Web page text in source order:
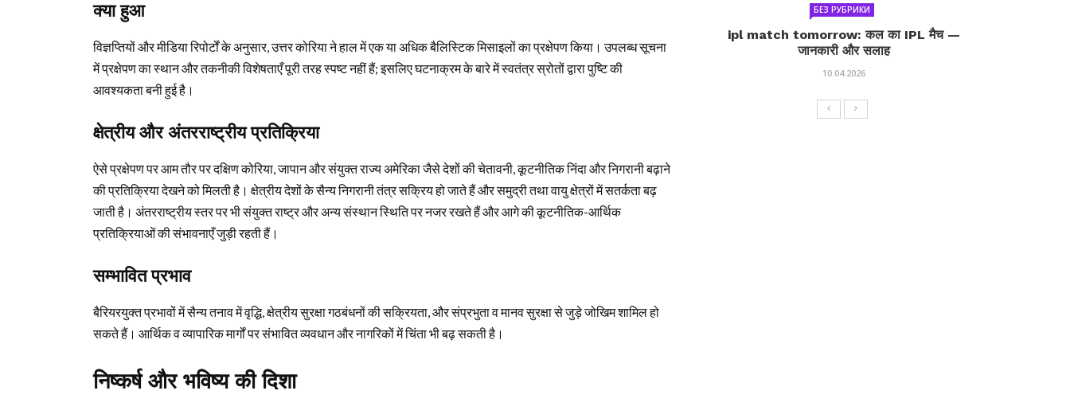
क्या हुआ
विज्ञप्तियों और मीडिया रिपोर्टों के अनुसार, उत्तर कोरिया ने हाल में एक या अधिक बैलिस्टिक मिसाइलों का प्रक्षेपण किया। उपलब्ध सूचना
में प्रक्षेपण का स्थान और तकनीकी विशेषताएँ पूरी तरह स्पष्ट नहीं हैं; इसलिए घटनाक्रम के बारे में स्वतंत्र स्रोतों द्वारा पुष्टि की
आवश्यकता बनी हुई है।
क्षेत्रीय और अंतरराष्ट्रीय प्रतिक्रिया
ऐसे प्रक्षेपण पर आम तौर पर दक्षिण कोरिया, जापान और संयुक्त राज्य अमेरिका जैसे देशों की चेतावनी, कूटनीतिक निंदा और निगरानी बढ़ाने
की प्रतिक्रिया देखने को मिलती है। क्षेत्रीय देशों के सैन्य निगरानी तंत्र सक्रिय हो जाते हैं और समुद्री तथा वायु क्षेत्रों में सतर्कता बढ़
जाती है। अंतरराष्ट्रीय स्तर पर भी संयुक्त राष्ट्र और अन्य संस्थान स्थिति पर नजर रखते हैं और आगे की कूटनीतिक-आर्थिक
प्रतिक्रियाओं की संभावनाएँ जुड़ी रहती हैं।
सम्भावित प्रभाव
बैरियरयुक्त प्रभावों में सैन्य तनाव में वृद्धि, क्षेत्रीय सुरक्षा गठबंधनों की सक्रियता, और संप्रभुता व मानव सुरक्षा से जुड़े जोखिम शामिल हो
सकते हैं। आर्थिक व व्यापारिक मार्गों पर संभावित व्यवधान और नागरिकों में चिंता भी बढ़ सकती है।
निष्कर्ष और भविष्य की दिशा
БЕЗ РУБРИКИ
ipl match tomorrow: कल का IPL मैच —
जानकारी और सलाह
10.04.2026